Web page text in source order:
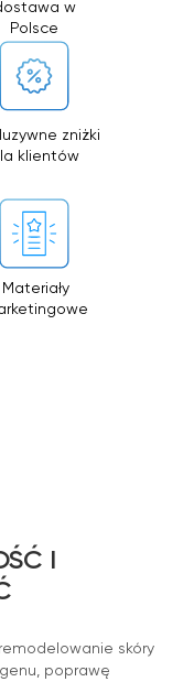
w
Polsce
Materiały
zniżki
klientów
I
skóry
poprawę